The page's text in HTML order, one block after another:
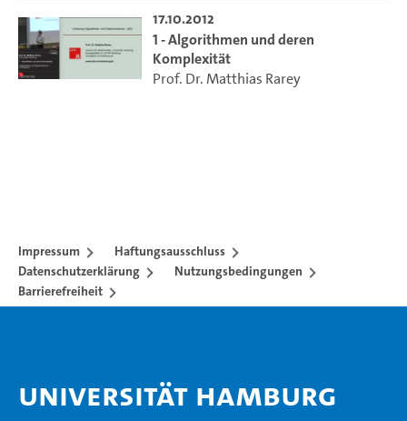
17.10.2012
1 - Algorithmen und deren
Komplexität
Prof. Dr. Matthias Rarey
Impressum
Haftungsausschluss
Datenschutzerklärung
Nutzungsbedingungen
Barrierefreiheit
Universität Hamburg